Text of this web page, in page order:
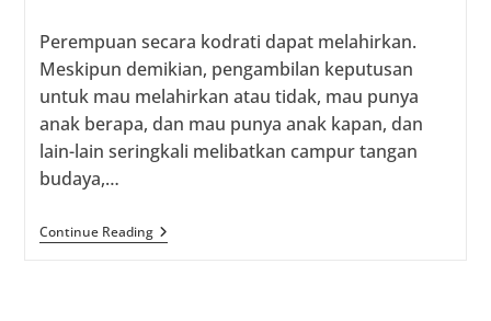
Perempuan secara kodrati dapat melahirkan.
Meskipun demikian, pengambilan keputusan
untuk mau melahirkan atau tidak, mau punya
anak berapa, dan mau punya anak kapan, dan
lain-lain seringkali melibatkan campur tangan
budaya,…
Continue ReadingMenyikapi
Childfree